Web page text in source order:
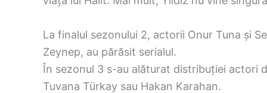
La finalul sezonului 2, actorii Onur Tuna și
Zeynep, au părăsit serialul.
În sezonul 3 s-au alăturat distribuției actori
Tuvana Türkay sau Hakan Karahan.